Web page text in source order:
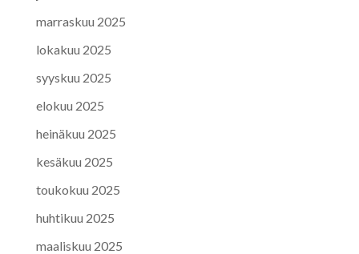
marraskuu 2025
lokakuu 2025
syyskuu 2025
elokuu 2025
heinäkuu 2025
kesäkuu 2025
toukokuu 2025
huhtikuu 2025
maaliskuu 2025